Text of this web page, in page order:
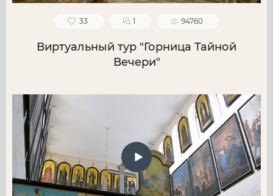
33 1 94760
Виртуальный тур "Горница Тайной
Вечери"